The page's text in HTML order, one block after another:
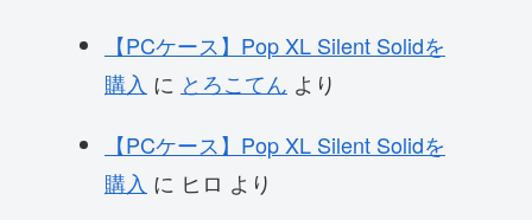
【PCケース】Pop XL Silent Solidを
購入 に とろこてん より
【PCケース】Pop XL Silent Solidを
購入 に ヒロ より